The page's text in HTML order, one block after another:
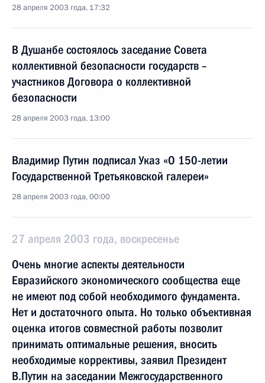
28 апреля 2003 года, 17:32
В Душанбе состоялось заседание Совета
коллективной безопасности государств –
участников Договора о коллективной
безопасности
28 апреля 2003 года, 13:00
Владимир Путин подписал Указ «О 150-летии
Государственной Третьяковской галереи»
28 апреля 2003 года, 00:00
27 апреля 2003 года, воскресенье
Очень многие аспекты деятельности
Евразийского экономического сообщества еще
не имеют под собой необходимого фундамента.
Нет и достаточного опыта. Но только объективная
оценка итогов совместной работы позволит
принимать оптимальные решения, вносить
необходимые коррективы, заявил Президент
В.Путин на заседании Межгосударственного